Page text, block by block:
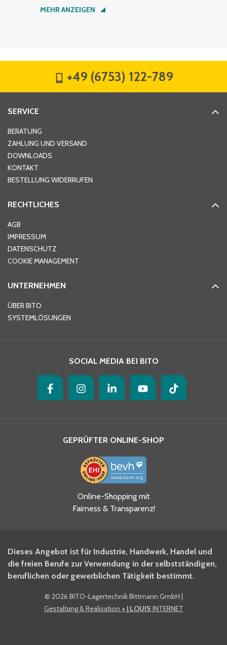
Nachname*
Hausnummer
Ort*
Telefon
Ja, ich habe die
Datenschutzhinweise gelesen
und akzeptiere diese.
BITO Newsletter Fachwissen
Intralogistiker anmelden.
Ja, ich möchte mich für den
BITO Shop-Newsletter
MEHR ANZEIGEN
+49 (6753) 122-789
SERVICE
BERATUNG
ZAHLUNG UND VERSAND
DOWNLOADS
KONTAKT
BESTELLUNG WIDERRUFEN
RECHTLICHES
AGB
IMPRESSUM
DATENSCHUTZ
COOKIE MANAGEMENT
UNTERNEHMEN
ÜBER BITO
SYSTEMLÖSUNGEN
SOCIAL MEDIA BEI BITO
GEPRÜFTER ONLINE-SHOP
Online-Shopping mit
Fairness & Transparenz!
Dieses Angebot ist für Industrie, Handwerk, Handel und
die freien Berufe zur Verwendung in der selbstständigen,
beruflichen oder gewerblichen Tätigkeit bestimmt.
© 2026 BITO-Lagertechnik Bittmann GmbH |
Gestaltung & Realisation + | LOUIS INTERNET